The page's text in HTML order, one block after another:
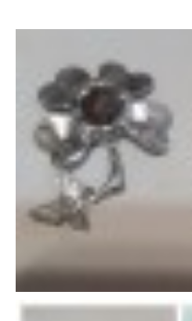
ŠUNGIT